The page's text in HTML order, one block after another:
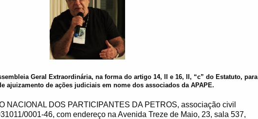
Geral Extraordinária, na forma do artigo 14, II e 16, II, “c” do Estatuto, para
ajuizamento de ações judiciais em nome dos associados da APAPE.
NACIONAL DOS PARTICIPANTES DA PETROS, associação civil
0001-46, com endereço na Avenida Treze de Maio, 23, sala 537,